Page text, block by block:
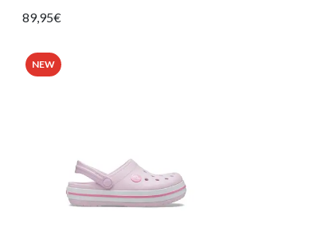
89,95€
NEW